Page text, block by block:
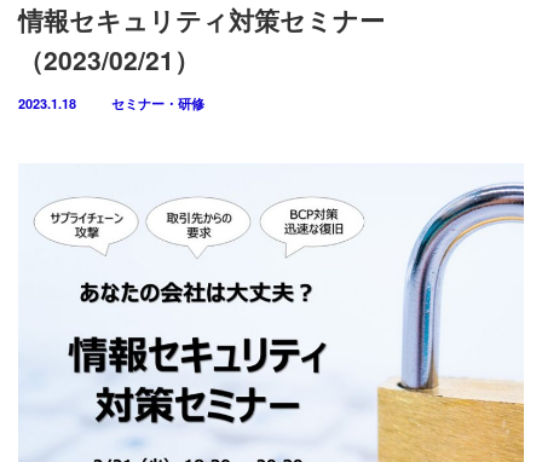
情報セキュリティ対策セミナー
（2023/02/21）
2023.1.18 セミナー・研修